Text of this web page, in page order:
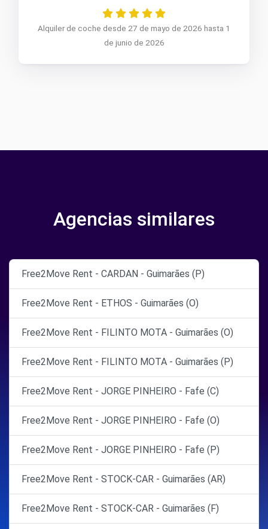
Alquiler de coche desde 27 de mayo de 2026 hasta 1
de junio de 2026
Agencias similares
Free2Move Rent - CARDAN - Guimarães (P)
Free2Move Rent - ETHOS - Guimarães (O)
Free2Move Rent - FILINTO MOTA - Guimarães (O)
Free2Move Rent - FILINTO MOTA - Guimarães (P)
Free2Move Rent - JORGE PINHEIRO - Fafe (C)
Free2Move Rent - JORGE PINHEIRO - Fafe (O)
Free2Move Rent - JORGE PINHEIRO - Fafe (P)
Free2Move Rent - STOCK-CAR - Guimarães (AR)
Free2Move Rent - STOCK-CAR - Guimarães (F)